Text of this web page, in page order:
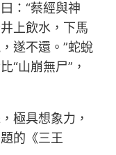
：“蔡經與神
上飲水，下馬
遂不還。”蛇蛻
“山崩無尸”，
極具想象力，
的《三王